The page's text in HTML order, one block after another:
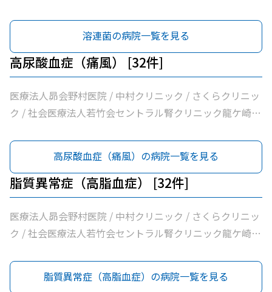
外科 / 牛尾病院 / 松本クリニック / ひかりの森内科クリニ
ック / 吉澤胃腸内科医院 / 山村医院 / 山本医院 / 福岡小児
科医院 / 飯野クリニック / 松葉クリニック / 根本医院 / 医
療法人社団健幸福会龍ケ崎大徳ヘルシークリニック / 医療
法人社団清和会いしかわクリニック / 横田医院 / 茨城県竜
ケ崎保健所 / 朝野循環器内科クリニック / 医療法人いがら
医院 / 八代内科医院 / 高田整形外科 / 龍ケ崎済生会病院 /
うちだ医院 / ユビキタスクリニック / 医療法人社団八峰会
池田病院
溶連菌の病院一覧を見る
高尿酸血症（痛風） [32件]
医療法人昴会野村医院 / 中村クリニック / さくらクリニッ
ク / 社会医療法人若竹会セントラル腎クリニック龍ケ崎 /
外科 / 牛尾病院 / 松本クリニック / ひかりの森内科クリニ
ック / 吉澤胃腸内科医院 / 山村医院 / 山本医院 / 福岡小児
科医院 / 飯野クリニック / 松葉クリニック / 根本医院 / 医
療法人社団健幸福会龍ケ崎大徳ヘルシークリニック / 医療
法人社団清和会いしかわクリニック / 横田医院 / 茨城県竜
ケ崎保健所 / 朝野循環器内科クリニック / 医療法人いがら
医院 / 八代内科医院 / 高田整形外科 / 龍ケ崎済生会病院 /
うちだ医院 / ユビキタスクリニック / 医療法人社団八峰会
高尿酸血症（痛風）の病院一覧を見る
脂質異常症（高脂血症） [32件]
医療法人昴会野村医院 / 中村クリニック / さくらクリニッ
ク / 社会医療法人若竹会セントラル腎クリニック龍ケ崎 /
外科 / 牛尾病院 / 松本クリニック / ひかりの森内科クリニ
ック / 吉澤胃腸内科医院 / 山村医院 / 山本医院 / 福岡小児
脂質異常症（高脂血症）の病院一覧を見る